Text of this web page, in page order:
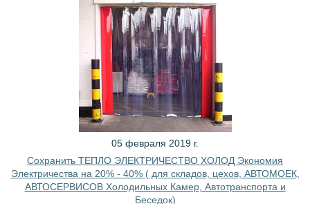
05 февраля 2019 г.
Сохранить ТЕПЛО ЭЛЕКТРИЧЕСТВО ХОЛОД Экономия
Электричества на 20% - 40% ( для складов, цехов, АВТОМОЕК,
АВТОСЕРВИСОВ Холодильных Камер, Автотранспорта и
Беседок)